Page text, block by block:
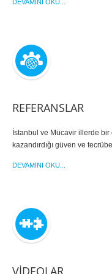
DEVAMINI OKU...
REFERANSLAR
İstanbul ve Mücavir illerde bir
kazandırdığı güven ve
DEVAMINI OKU...
VIDEOLAR